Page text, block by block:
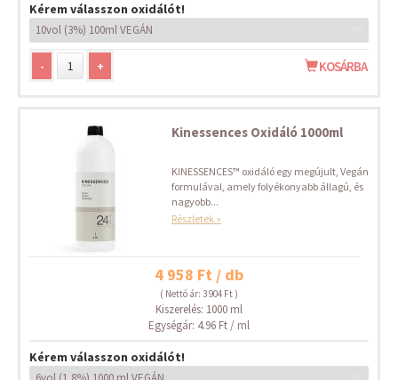
Kérem válasszon oxidálót!
- + KOSÁRBA
Kinessences Oxidáló 1000ml
KINESSENCES™ oxidáló egy megújult, Vegán
formulával, amely folyékonyabb állagú, és
nagyobb...
Részletek »
4 958 Ft / db
( Nettó ár: 3 904 Ft )
Kiszerelés: 1000 ml
Egységár: 4.96 Ft / ml
Kérem válasszon oxidálót!